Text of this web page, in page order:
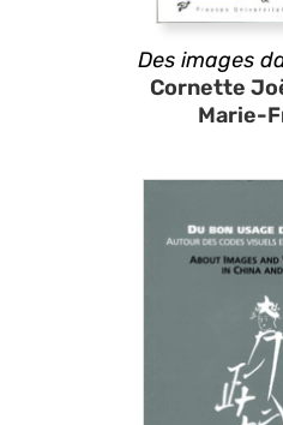
Des images
Cornette
Marie-